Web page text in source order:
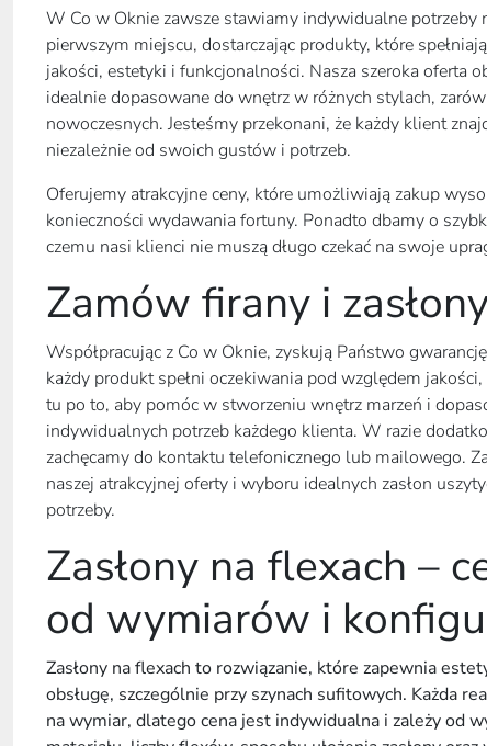
W Co w Oknie zawsze stawiamy indywidualne potrzeby
pierwszym miejscu, dostarczając produkty, które
jakości, estetyki i funkcjonalności. Nasza szeroka oferta
idealnie dopasowane do wnętrz w różnych stylach,
nowoczesnych. Jesteśmy przekonani, że każdy klient
niezależnie od swoich gustów i potrzeb.
Oferujemy atrakcyjne ceny, które umożliwiają zakup
konieczności wydawania fortuny. Ponadto dbamy o
czemu nasi klienci nie muszą długo czekać na swoje
Zamów firany i
Współpracując z Co w Oknie, zyskują Państwo
każdy produkt spełni oczekiwania pod względem
tu po to, aby pomóc w stworzeniu wnętrz marzeń i
indywidualnych potrzeb każdego klienta. W razie
zachęcamy do kontaktu telefonicznego lub mailowego.
naszej atrakcyjnej oferty i wyboru idealnych zasłon
potrzeby.
Zasłony na flexach –
od wymiarów i
Zasłony na flexach to rozwiązanie, które zapewnia
obsługę, szczególnie przy szynach sufitowych. Każda
na wymiar, dlatego cena jest indywidualna i zależy od